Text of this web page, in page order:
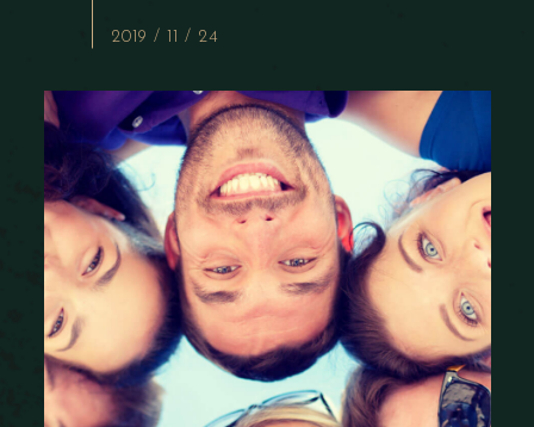
2019 / 11 / 24